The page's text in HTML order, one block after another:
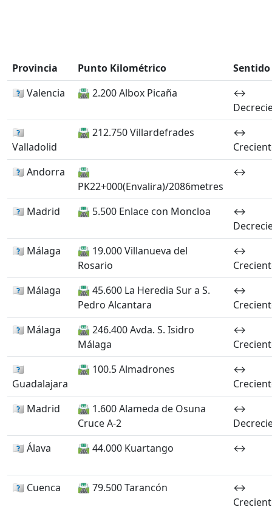
Provincia󠁭󠁶󠁳󠁣󠁿 Punto Kilométrico
Sentido
🏴󠁭󠁶󠁳󠁣󠁿 Valencia
🛣️ 2.200 Albox Picaña
↔️
🏴󠁭󠁶󠁳󠁣󠁿
Valladolid
🛣️ 212.750 Villardefrades
↔️
🏴󠁭󠁶󠁳󠁣󠁿 Andorra
🛣️
PK22+000(Envalira)/2086metres
↔️
🏴󠁭󠁶󠁳󠁣󠁿 Madrid 🛣️ 5.500 Enlace con Moncloa
↔️
🏴󠁭󠁶󠁳󠁣󠁿 Málaga
🛣️ 19.000 Villanueva del
Rosario
↔️
🏴󠁭󠁶󠁳󠁣󠁿 Málaga
🛣️ 45.600 La Heredia Sur a S.
Pedro Alcantara
↔️
🏴󠁭󠁶󠁳󠁣󠁿 Málaga
🛣️ 246.400 Avda. S. Isidro
Málaga
↔️
🏴󠁭󠁶󠁳󠁣󠁿
Guadalajara
🛣️ 100.5 Almadrones
↔️
🏴󠁭󠁶󠁳󠁣󠁿 Madrid
🛣️ 1.600 Alameda de Osuna
Cruce A-2
↔️
🏴󠁭󠁶󠁳󠁣󠁿 Álava
🛣️ 44.000 Kuartango ↔️
🏴󠁭󠁶󠁳󠁣󠁿 Cuenca 🛣️ 79.500 Tarancón
↔️